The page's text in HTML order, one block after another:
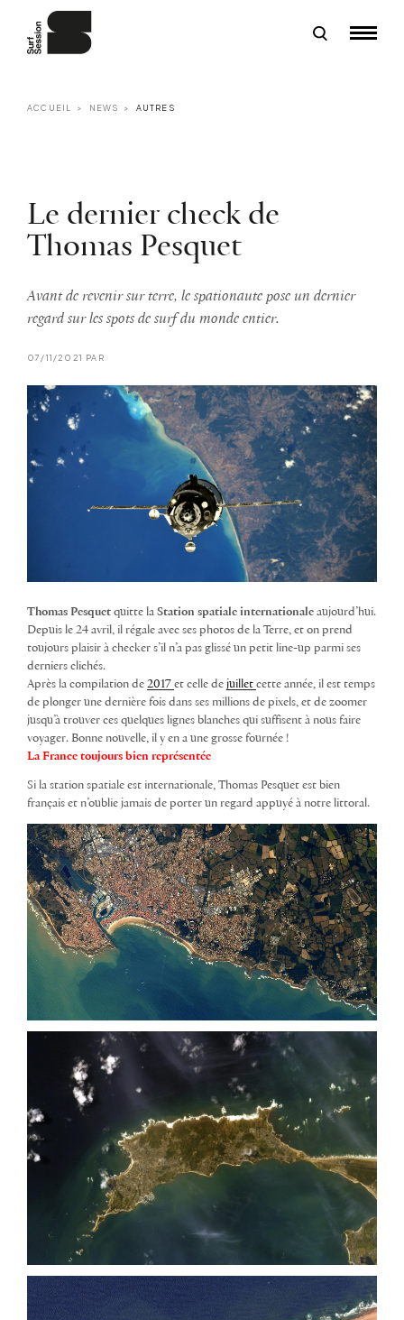
ACCUEIL NEWS AUTRES
Le dernier check de
Thomas Pesquet
Avant de revenir sur terre, le spationaute pose un dernier
regard sur les spots de surf du monde entier.
07/11/2021 PAR
Thomas Pesquet quitte la Station spatiale internationale aujourd’hui.
Depuis le 24 avril, il régale avec ses photos de la Terre, et on prend
toujours plaisir à checker s’il n’a pas glissé un petit line-up parmi ses
derniers clichés.
Après la compilation de 2017 et celle de juillet cette année, il est temps
de plonger une dernière fois dans ses millions de pixels, et de zoomer
jusqu’à trouver ces quelques lignes blanches qui suffisent à nous faire
voyager. Bonne nouvelle, il y en a une grosse fournée !
La France toujours bien représentée
Si la station spatiale est internationale, Thomas Pesquet est bien
français et n’oublie jamais de porter un regard appuyé à notre littoral.